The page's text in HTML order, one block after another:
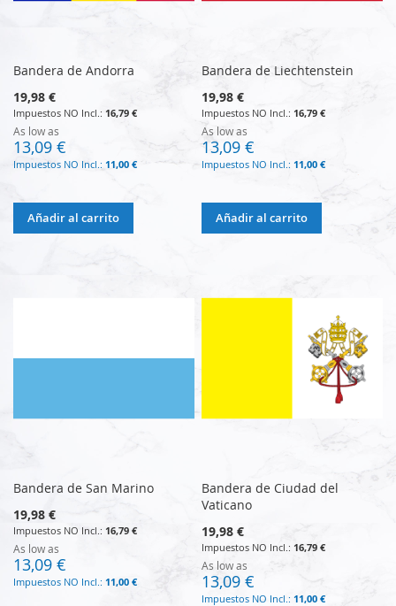
Bandera de Andorra
19,98 €
16,79 €
As low as
13,09 €
11,00 €
Añadir al carrito
Bandera de Liechtenstein
19,98 €
16,79 €
As low as
13,09 €
11,00 €
Añadir al carrito
Bandera de San Marino
19,98 €
16,79 €
As low as
13,09 €
11,00 €
Bandera de Ciudad del
Vaticano
19,98 €
16,79 €
As low as
13,09 €
11,00 €